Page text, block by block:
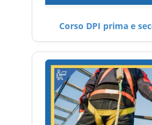
Corso DPI prima e